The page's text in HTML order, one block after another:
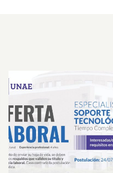
Oferta Laboral
Soporte